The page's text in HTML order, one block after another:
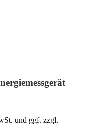
und ggf. zzgl.